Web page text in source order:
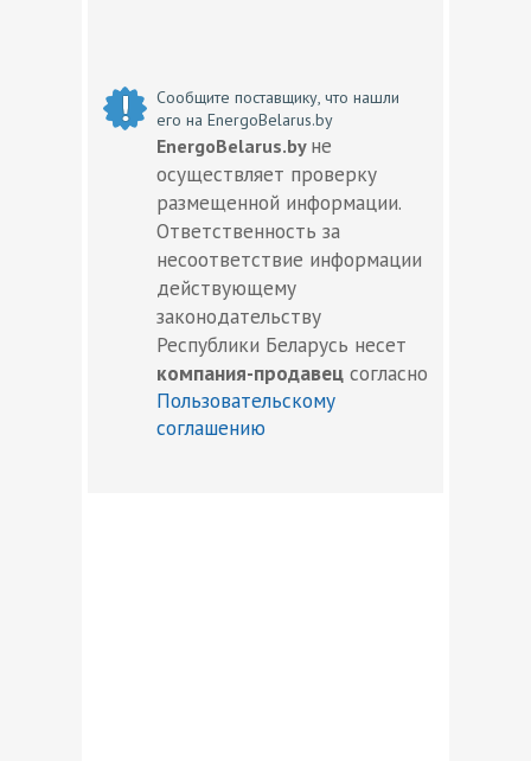
Сообщите поставщику, что нашли
его на EnergoBelarus.by
EnergoBelarus.by не
осуществляет проверку
размещенной информации.
Ответственность за
несоответствие информации
действующему
законодательству
Республики Беларусь несет
компания-продавец согласно
Пользовательскому
соглашению